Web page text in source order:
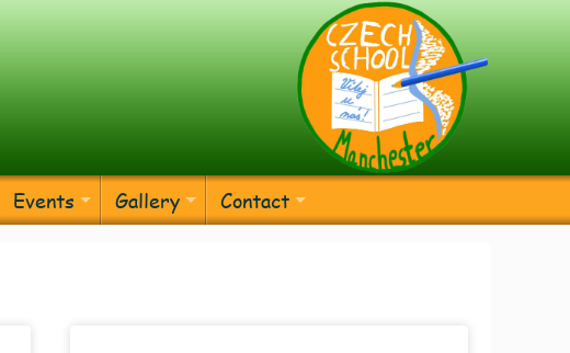
Events Gallery Contact